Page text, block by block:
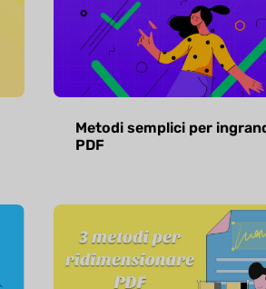
Metodi semplici per
PDF